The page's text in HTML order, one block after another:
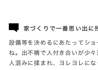
家づくりで一番思い出に
設備等を決めるにあたってシ
ね。出不精で人付き合いが少
人混みに揉まれ、ヨレヨレに